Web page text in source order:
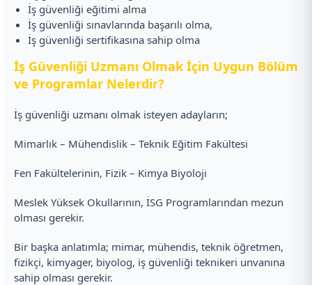
İş güvenliği eğitimi alma
İş güvenliği sınavlarında başarılı olma,
İş güvenliği sertifikasına sahip olma
İş Güvenliği Uzmanı Olmak İçin Uygun Bölüm
ve Programlar Nelerdir?
İş güvenliği uzmanı olmak isteyen adayların;
Mimarlık – Mühendislik – Teknik Eğitim Fakültesi
Fen Fakültelerinin, Fizik – Kimya Biyoloji
Meslek Yüksek Okullarının, İSG Programlarından mezun
olması gerekir.
Bir başka anlatımla; mimar, mühendis, teknik öğretmen,
fizikçi, kimyager, biyolog, iş güvenliği teknikeri unvanına
sahip olması gerekir.